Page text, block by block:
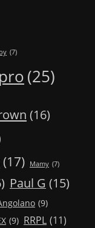
(7)
(25)
(16)
(17) Mamy (7)
Paul G (15)
(9)
(9) RRPL (11)